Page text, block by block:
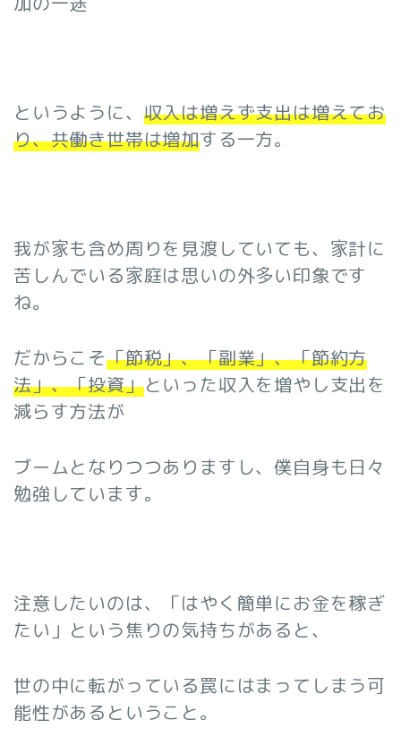
というように、 収入は増えず支出は増えてお
り、共働き世帯は増加する一方。
我が家も含め周りを見渡していても、家計に
苦しんでいる家庭は思いの外多い印象です
ね。
だからこそ「節税」、「副業」、「節約方
法」、「投資」といった収入を増やし支出を
減らす方法が
ブームとなりつつありますし、僕自身も日々
勉強しています。
注意したいのは、「はやく簡単にお金を稼ぎ
たい」という焦りの気持ちがあると、
世の中に転がっている罠にはまってしまう可
能性があるということ。